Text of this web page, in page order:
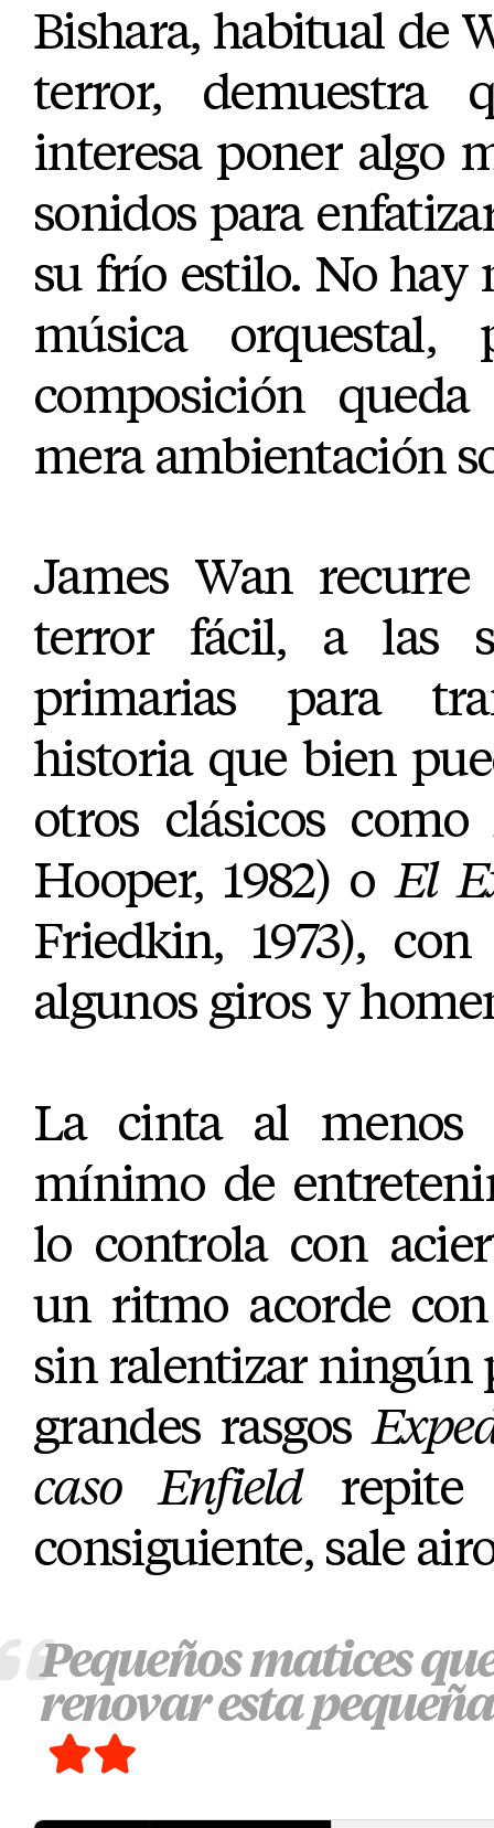
Bishara, habitual de
terror, demuestra
interesa poner algo
sonidos para
su frío estilo. No hay
música
composición
mera ambientación
James Wan
terror fácil, a las
primarias para
historia que bien
otros clásicos como
Hooper, 1982) oEl
Friedkin, 1973),
algunos giros y
La cinta al menos
mínimo de
lo controla con
un ritmo acorde
sin ralentizar ningún
grandes rasgos
caso Enfieldrepite
consiguiente, sale
Pequeños matices
renovar esta